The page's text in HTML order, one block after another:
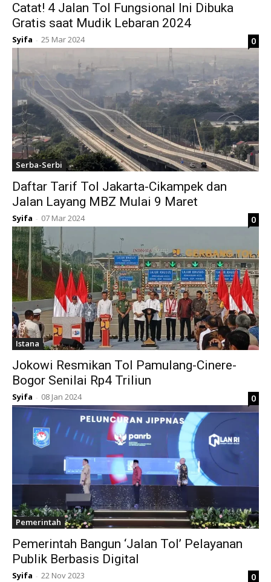
Catat! 4 Jalan Tol Fungsional Ini Dibuka
Gratis saat Mudik Lebaran 2024
Syifa - 25 Mar 2024 0
Serba-Serbi
Daftar Tarif Tol Jakarta-Cikampek dan
Jalan Layang MBZ Mulai 9 Maret
Syifa - 07 Mar 2024 0
Istana
Jokowi Resmikan Tol Pamulang-Cinere-
Bogor Senilai Rp4 Triliun
Syifa - 08 Jan 2024 0
Pemerintah
Pemerintah Bangun ‘Jalan Tol’ Pelayanan
Publik Berbasis Digital
Syifa - 22 Nov 2023 0